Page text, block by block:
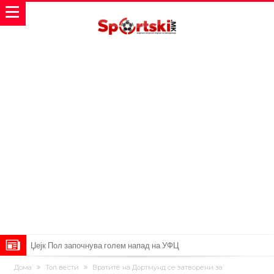
Џејк Пол започнува голем напад на УФЦ
Прекините за хидрација станаа бизнис: ФИФА не планира да ги
Дома Топ вести
Вратите на Дортмунд се затворени за